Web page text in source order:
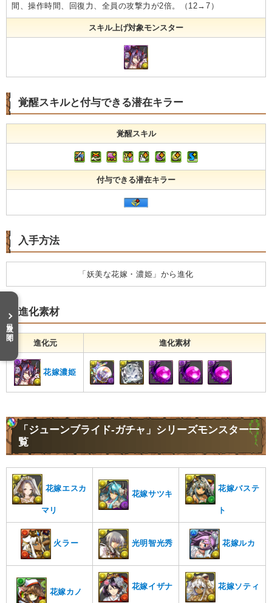
間、操作時間、回復力、全員の攻撃力が2倍。（12→7）
スキル上げ対象モンスター
覚醒スキルと付与できる潜在キラー
覚醒スキル
付与できる潜在キラー
入手方法
「妖美な花嫁・濃姫」から進化
進化素材
進化元 進化素材
花嫁濃姫
「ジューンブライド-ガチャ」シリーズモンスター一
覧
花嫁エスカ
マリ
花嫁サツキ
花嫁バステ
ト
火ラー 光明智光秀 花嫁ルカ
花嫁カノ
花嫁イザナ 花嫁ソティ
目次を開く